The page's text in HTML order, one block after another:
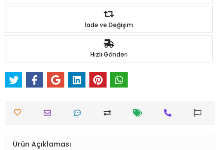
İade ve Değişim
Hızlı Gönderi
Ürün Açıklaması